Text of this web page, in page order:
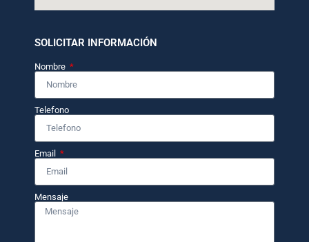
SOLICITAR INFORMACIÓN
Nombre
Telefono
Email
Mensaje